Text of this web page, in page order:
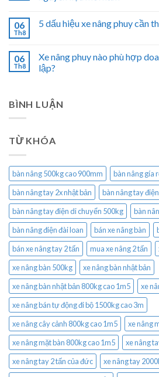
06
Th8
5 dấu hiệu xe nâng phuy cần
06
Th8
Xe nâng phuy nào phù hợp
lập?
BÌNH LUẬN
TỪ KHÓA
bàn nâng 500kg cao 900mm bàn nâng gía
bàn nâng tay 2x nhật bản
bàn nâng tay
bàn nâng tay điện di chuyển 500kg
bàn
bàn nâng điện đài loan
bán xe nâng bàn
bán xe nâng tay 2 tấn
mua xe nâng 2 tấn
xe nâng bàn 500kg
xe nâng bàn nhật bản
xe nâng bàn nhật bản 800kg cao 1m5
xe
xe nâng bán tự động đi bộ 1500kg cao 3m
xe nâng cây cảnh 800kg cao 1m5
xe nâng
xe nâng mặt bàn 800kg cao 1m5
xe nâng
xe nâng tay 2 tấn của đức
xe nâng tay